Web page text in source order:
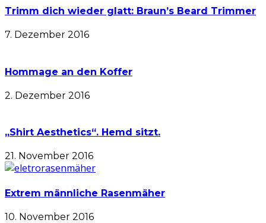
Trimm dich wieder glatt: Braun’s Beard Trimmer
7. Dezember 2016
Hommage an den Koffer
2. Dezember 2016
„Shirt Aesthetics“. Hemd sitzt.
21. November 2016
Extrem männliche Rasenmäher
10. November 2016